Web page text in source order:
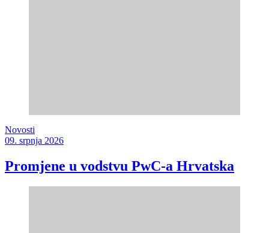
Novosti
09. srpnja 2026
Promjene u vodstvu PwC-a Hrvatska